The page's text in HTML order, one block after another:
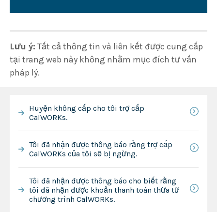
Lưu ý: Tất cả thông tin và liên kết được cung cấp
tại trang web này không nhằm mục đích tư vấn
pháp lý.
Huyện không cấp cho tôi trợ cấp
CalWORKs.
Tôi đã nhận được thông báo rằng trợ cấp
CalWORKs của tôi sẽ bị ngừng.
Tôi đã nhận được thông báo cho biết rằng
tôi đã nhận được khoản thanh toán thừa từ
chương trình CalWORKs.